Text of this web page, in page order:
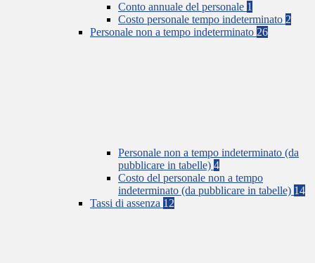
Conto annuale del personale 1
Costo personale tempo indeterminato 2
Personale non a tempo indeterminato 26
Personale non a tempo indeterminato (da
pubblicare in tabelle) 4
Costo del personale non a tempo
indeterminato (da pubblicare in tabelle) 14
Tassi di assenza 12